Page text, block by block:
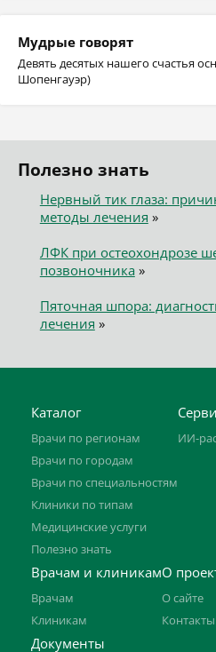
Мудрые говорят
Девять десятых нашего счастья
Шопенгауэр)
Полезно знать
Нервный тик глаза:
методы лечения »
ЛФК при остеохондрозе
позвоночника»
Пяточная шпора:
лечения »
Каталог
Врачи по регионам
Врачи по городам
Врачи по специальностям
Клиники по типам
Медицинские услуги
Полезно знать
ИИ-
Врачам и клиникам
Врачам
Клиникам
О
О сайте
Контакты
Документы